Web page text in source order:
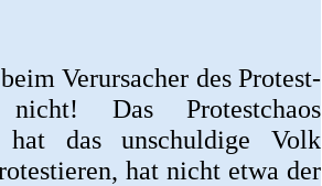
Verursacher des Protest-
Das Protestchaos
hat das unschuldige Volk
hat nicht etwa der